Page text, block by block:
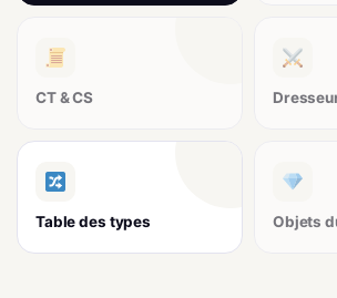
CT & CS
Table des types Objets